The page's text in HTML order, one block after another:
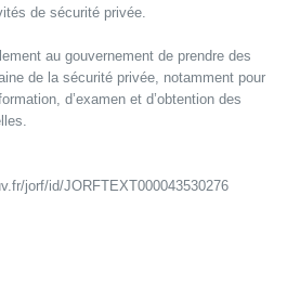
de sécurité privée.
au gouvernement de prendre des
de la sécurité privée, notamment pour
d’examen et d’obtention des
jorf/id/JORFTEXT000043530276